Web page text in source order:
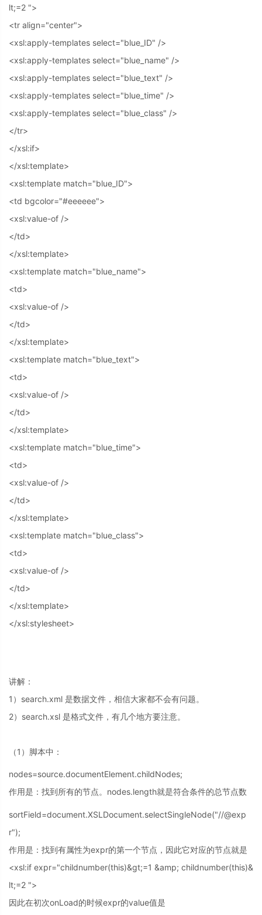
lt;=2 ">
<tr align="center">
<xsl:apply-templates select="blue_ID" />
<xsl:apply-templates select="blue_name" />
<xsl:apply-templates select="blue_text" />
<xsl:apply-templates select="blue_time" />
<xsl:apply-templates select="blue_class" />
</tr>
</xsl:if>
</xsl:template>
<xsl:template match="blue_ID">
<td bgcolor="#eeeeee">
<xsl:value-of />
</td>
</xsl:template>
<xsl:template match="blue_name">
<td>
<xsl:value-of />
</td>
</xsl:template>
<xsl:template match="blue_text">
<td>
<xsl:value-of />
</td>
</xsl:template>
<xsl:template match="blue_time">
<td>
<xsl:value-of />
</td>
</xsl:template>
<xsl:template match="blue_class">
<td>
<xsl:value-of />
</td>
</xsl:template>
</xsl:stylesheet>
讲解：
1）search.xml 是数据文件，相信大家都不会有问题。
2）search.xsl 是格式文件，有几个地方要注意。
（1）脚本中：
nodes=source.documentElement.childNodes;
作用是：找到所有的节点。nodes.length就是符合条件的总节点数
sortField=document.XSLDocument.selectSingleNode("//@exp
r");
作用是：找到有属性为expr的第一个节点，因此它对应的节点就是
<xsl:if expr="childnumber(this)&gt;=1 &amp; childnumber(this)&
lt;=2 ">
因此在初次onLoad的时候expr的value值是